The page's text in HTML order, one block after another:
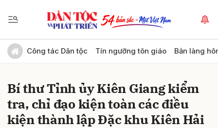
Công tác Dân tộc Tín ngưỡng tôn giáo Bản làng
Bí thư Tỉnh ủy Kiên Giang kiểm
tra, chỉ đạo kiện toàn các điều
kiện thành lập Đặc khu Kiên Hải
Gửi bình luận